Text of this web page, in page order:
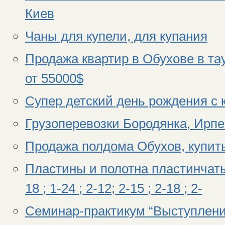
Киев
Чаны для купели, для купания
Продажа квартир в Обухове в
от 55000$
Супер детский день рождения с
Грузоперевозки Бородянка,
Продажа полдома Обухов,
Пластины и полотна
18 ; 1-24 ; 2-12; 2-15 ; 2-18 ; 2-
Семинар-практикум